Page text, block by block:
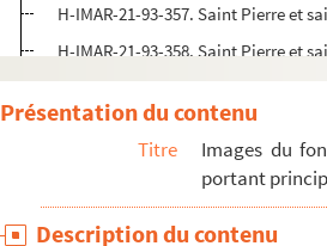
H-IMAR-21-93-357. Saint Pierre et
H-IMAR-21-93-358. Saint Pierre et
H-IMAR-21-93-359. Saint Pierre et
H-IMAR-21-93-360. Saint Pierre et
H-IMAR-21-93-361. Saint Pierre et
H-IMAR-21-93-363. Saint Pierre et
Présentation du contenu
Titre
Images du
portant
Description du contenu